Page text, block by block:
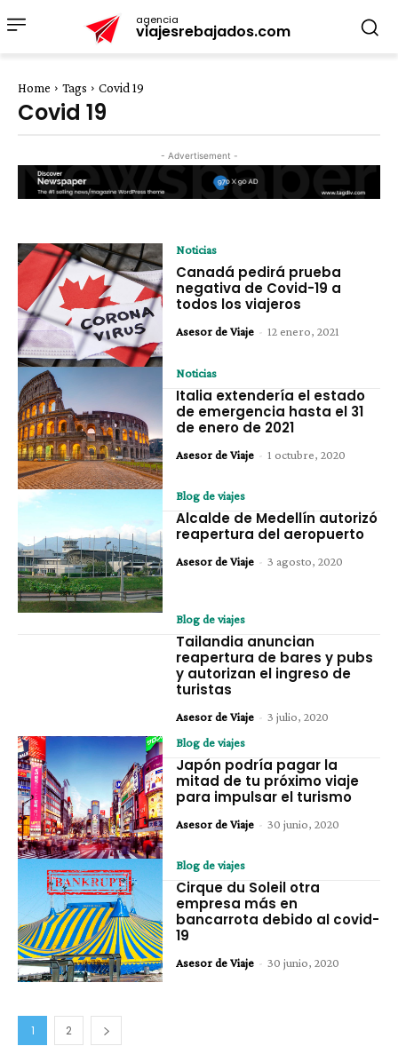
agencia
viajesrebajados.com
Home Tags Covid 19
Covid 19
- Advertisement -
Noticias
Canadá pedirá prueba
negativa de Covid-19 a
todos los viajeros
Asesor de Viaje - 12 enero, 2021
Noticias
Italia extendería el estado
de emergencia hasta el 31
de enero de 2021
Asesor de Viaje - 1 octubre, 2020
Blog de viajes
Alcalde de Medellín autorizó
reapertura del aeropuerto
Asesor de Viaje - 3 agosto, 2020
Blog de viajes
Tailandia anuncian
reapertura de bares y pubs
y autorizan el ingreso de
turistas
Asesor de Viaje - 3 julio, 2020
Blog de viajes
Japón podría pagar la
mitad de tu próximo viaje
para impulsar el turismo
Asesor de Viaje - 30 junio, 2020
Blog de viajes
Cirque du Soleil otra
empresa más en
bancarrota debido al covid-
19
Asesor de Viaje - 30 junio, 2020
1 2